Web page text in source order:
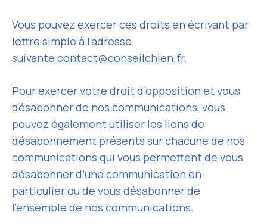
Vous pouvez exercer ces droits en écrivant par
lettre simple à l’adresse
suivante contact@conseilchien.fr.
Pour exercer votre droit d’opposition et vous
désabonner de nos communications, vous
pouvez également utiliser les liens de
désabonnement présents sur chacune de nos
communications qui vous permettent de vous
désabonner d’une communication en
particulier ou de vous désabonner de
l’ensemble de nos communications.